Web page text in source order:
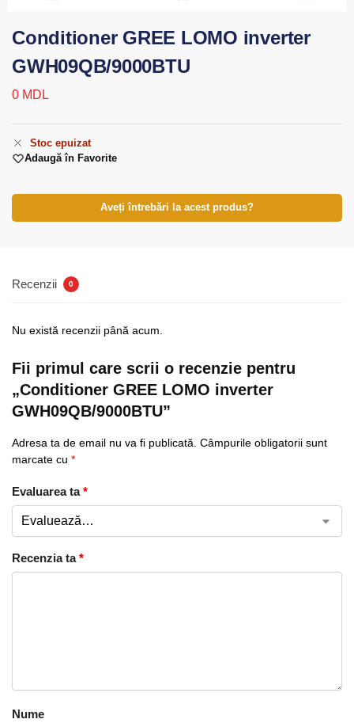
Conditioner GREE LOMO inverter
GWH09QB/9000BTU
0 MDL
Stoc epuizat
Adaugă în Favorite
Aveți întrebări la acest produs?
Recenzii 0
Nu există recenzii până acum.
Fii primul care scrii o recenzie pentru
„Conditioner GREE LOMO inverter
GWH09QB/9000BTU”
Adresa ta de email nu va fi publicată. Câmpurile obligatorii sunt
marcate cu *
Evaluarea ta*
Recenzia ta*
Nume